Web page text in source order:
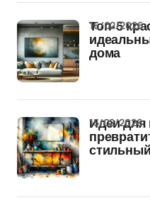
Топ-5
дома
16/02/2026
Идеи для
15/02/2026